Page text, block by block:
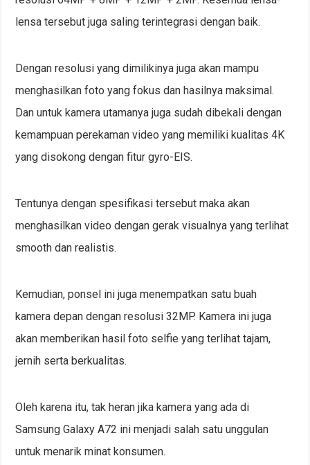
lensa tersebut juga saling terintegrasi dengan baik.
Dengan resolusi yang dimilikinya juga akan mampu
menghasilkan foto yang fokus dan hasilnya maksimal.
Dan untuk kamera utamanya juga sudah dibekali dengan
kemampuan perekaman video yang memiliki kualitas 4K
yang disokong dengan fitur gyro-EIS.
Tentunya dengan spesifikasi tersebut maka akan
menghasilkan video dengan gerak visualnya yang terlihat
smooth dan realistis.
Kemudian, ponsel ini juga menempatkan satu buah
kamera depan dengan resolusi 32MP. Kamera ini juga
akan memberikan hasil foto selfie yang terlihat tajam,
jernih serta berkualitas.
Oleh karena itu, tak heran jika kamera yang ada di
Samsung Galaxy A72 ini menjadi salah satu unggulan
untuk menarik minat konsumen.